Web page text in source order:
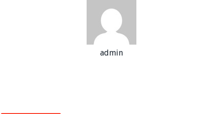
admin